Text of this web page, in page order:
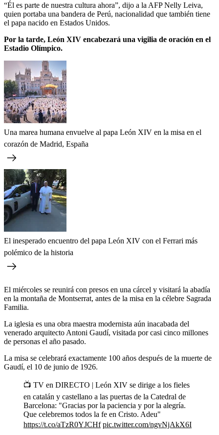
“Él es parte de nuestra cultura ahora”, dijo a la AFP Nelly Leiva,
quien portaba una bandera de Perú, nacionalidad que también tiene
el papa nacido en Estados Unidos.
Por la tarde, León XIV encabezará una vigilia de oración en el
Estadio Olímpico.
Una marea humana envuelve al papa León XIV en la misa en el
corazón de Madrid, España
El inesperado encuentro del papa León XIV con el Ferrari más
polémico de la historia
El miércoles se reunirá con presos en una cárcel y visitará la abadía
en la montaña de Montserrat, antes de la misa en la célebre Sagrada
Familia.
La iglesia es una obra maestra modernista aún inacabada del
venerado arquitecto Antoni Gaudí, visitada por casi cinco millones
de personas el año pasado.
La misa se celebrará exactamente 100 años después de la muerte de
Gaudí, el 10 de junio de 1926.
📺 TV en DIRECTO | León XIV se dirige a los fieles
en catalán y castellano a las puertas de la Catedral de
Barcelona: "Gracias por la paciencia y por la alegría.
Que celebremos todos la fe en Cristo. Adeu"
https://t.co/aTzR0YJCHf pic.twitter.com/ngvNjAkX6I